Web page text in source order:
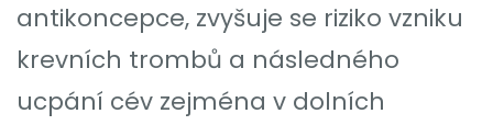
antikoncepce, zvyšuje se riziko vzniku
krevních trombů a následného
ucpání cév zejména v dolních